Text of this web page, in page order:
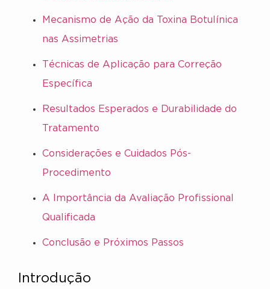
Mecanismo de Ação da Toxina Botulínica
nas Assimetrias
Técnicas de Aplicação para Correção
Específica
Resultados Esperados e Durabilidade do
Tratamento
Considerações e Cuidados Pós-
Procedimento
A Importância da Avaliação Profissional
Qualificada
Conclusão e Próximos Passos
Introdução